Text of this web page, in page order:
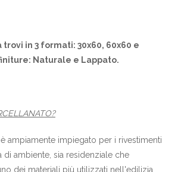
trovi in 3 formati: 30x60, 60x60 e
Naturale e Lappato.
ampiamente impiegato per i rivestimenti
di ambiente, sia residenziale che
dei materiali più utilizzati nell'edilizia